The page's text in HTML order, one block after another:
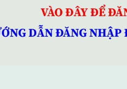
VÀO ĐÂY ĐỂ
DẪN ĐĂNG NHẬP